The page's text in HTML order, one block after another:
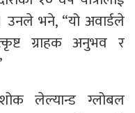
भने, “यो अवार्डले
ग्राहक अनुभव र
लेल्यान्ड ग्लोबल